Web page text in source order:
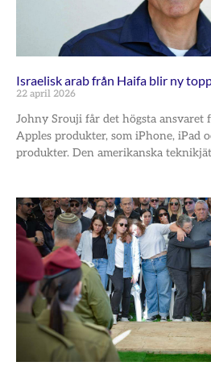
Israelisk arab från Haifa blir ny
22 april 2026
Johny Srouji får det högsta ansvaret
Apples produkter, som iPhone, iPad
produkter. Den amerikanska